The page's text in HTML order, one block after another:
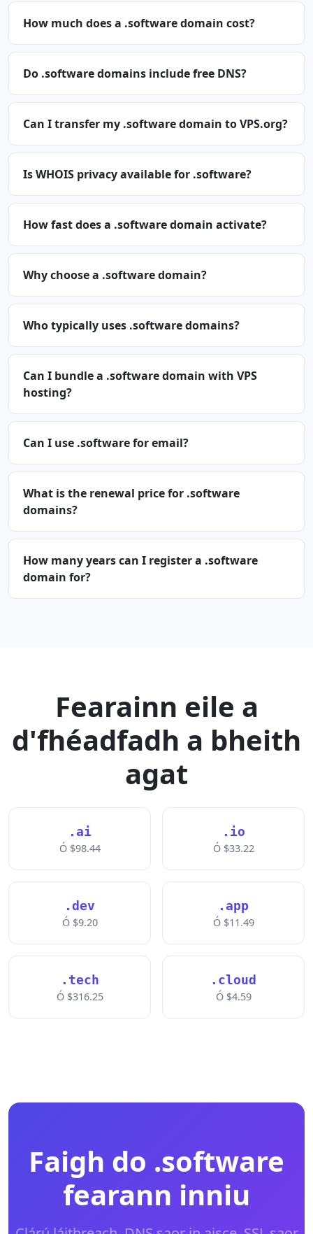
How much does a .software domain cost?
Do .software domains include free DNS?
Can I transfer my .software domain to VPS.org?
Is WHOIS privacy available for .software?
How fast does a .software domain activate?
Why choose a .software domain?
Who typically uses .software domains?
Can I bundle a .software domain with VPS
hosting?
Can I use .software for email?
What is the renewal price for .software
domains?
How many years can I register a .software
domain for?
Fearainn eile a
d'fhéadfadh a bheith
agat
.ai
Ó $98.44
.io
Ó $33.22
.dev
Ó $9.20
.app
Ó $11.49
.tech
Ó $316.25
.cloud
Ó $4.59
Faigh do .software
fearann inniu